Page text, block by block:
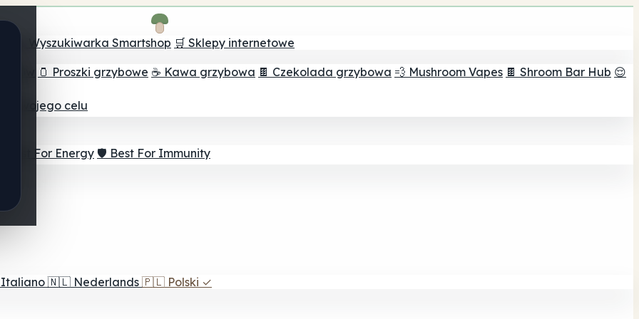
🔮 Wyszukiwarka Smartshop 🛒 Sklepy internetowe
🫙 Proszki grzybowe ☕ Kawa grzybowa 🍫 Czekolada grzybowa 💨 Mushroom Vapes 🍫 Shroom Bar Hub 😌
twojego celu
⚡ Best For Energy 🛡️ Best For Immunity
Italiano 🇳🇱 Nederlands 🇵🇱 Polski ✓